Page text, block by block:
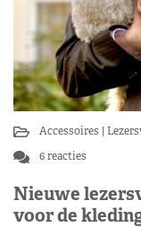
Accessoires
6 reacties
Nieuwe
voor de